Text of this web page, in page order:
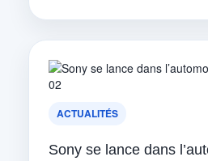
ACTUALITÉS
Sony se lance dans